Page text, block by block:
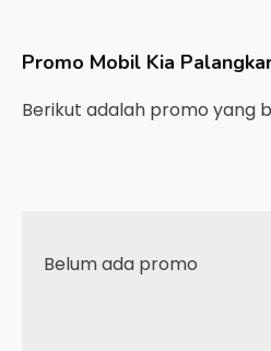
Promo Mobil Kia
Berikut adalah promo yang
Belum ada promo